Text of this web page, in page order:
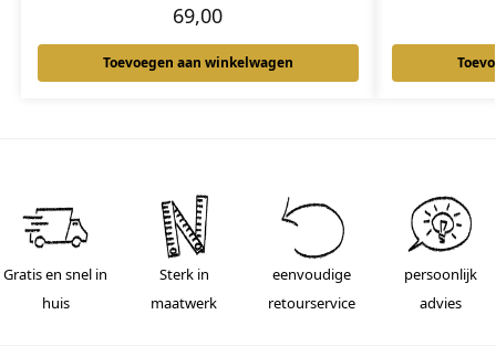
69,00
Toevoegen aan winkelwagen
Gratis en snel in
huis
Sterk in
maatwerk
eenvoudige
retourservice
persoonlijk
advies